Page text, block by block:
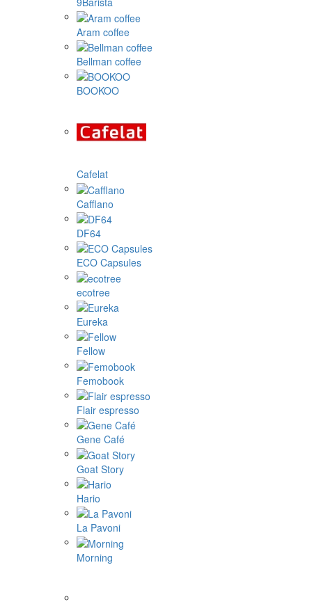
Aram coffee
Bellman coffee
BOOKOO
Cafelat
Cafflano
DF64
ECO Capsules
ecotree
Eureka
Fellow
Femobook
Flair espresso
Gene Café
Goat Story
Hario
La Pavoni
Morning